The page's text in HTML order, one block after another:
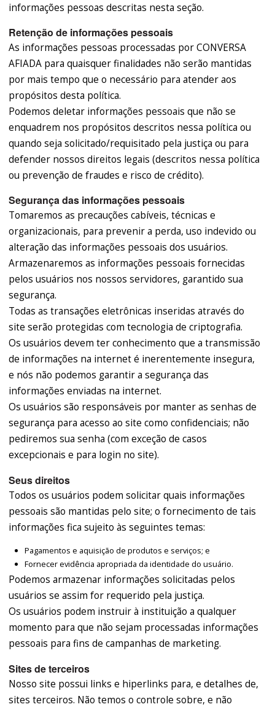
informações pessoas descritas nesta seção.
Retenção de informações pessoais
As informações pessoas processadas por CONVERSA
AFIADA para quaisquer finalidades não serão mantidas
por mais tempo que o necessário para atender aos
propósitos desta política.
Podemos deletar informações pessoais que não se
enquadrem nos propósitos descritos nessa política ou
quando seja solicitado/requisitado pela justiça ou para
defender nossos direitos legais (descritos nessa política
ou prevenção de fraudes e risco de crédito).
Segurança das informações pessoais
Tomaremos as precauções cabíveis, técnicas e
organizacionais, para prevenir a perda, uso indevido ou
alteração das informações pessoais dos usuários.
Armazenaremos as informações pessoais fornecidas
pelos usuários nos nossos servidores, garantido sua
segurança.
Todas as transações eletrônicas inseridas através do
site serão protegidas com tecnologia de criptografia.
Os usuários devem ter conhecimento que a transmissão
de informações na internet é inerentemente insegura,
e nós não podemos garantir a segurança das
informações enviadas na internet.
Os usuários são responsáveis por manter as senhas de
segurança para acesso ao site como confidenciais; não
pediremos sua senha (com exceção de casos
excepcionais e para login no site).
Seus direitos
Todos os usuários podem solicitar quais informações
pessoais são mantidas pelo site; o fornecimento de tais
informações fica sujeito às seguintes temas:
Pagamentos e aquisição de produtos e serviços; e
Fornecer evidência apropriada da identidade do usuário.
Podemos armazenar informações solicitadas pelos
usuários se assim for requerido pela justiça.
Os usuários podem instruir à instituição a qualquer
momento para que não sejam processadas informações
pessoais para fins de campanhas de marketing.
Sites de terceiros
Nosso site possui links e hiperlinks para, e detalhes de,
sites terceiros. Não temos o controle sobre, e não